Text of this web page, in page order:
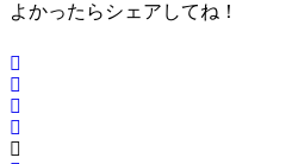
よかったらシェアしてね！